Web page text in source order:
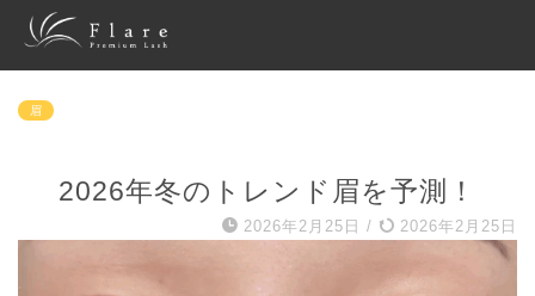
眉
2026年冬のトレンド眉を予測！
2026年2月25日 / 2026年2月25日